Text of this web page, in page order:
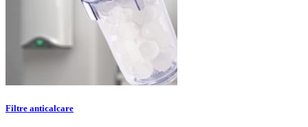
Filtre anticalcare